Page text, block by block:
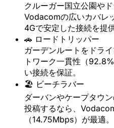
クルーガー国立公園や
Vodacomの広いカバレ
4Gで安定した接続を提供
🚗 ロードトリッパー
ガーデンルートをドラ
トワーク一貫性（
い接続を保証。
🏖️ ビーチラバー
ダーバンやケープタウ
投稿するなら、
（14.75Mbps）が最適。